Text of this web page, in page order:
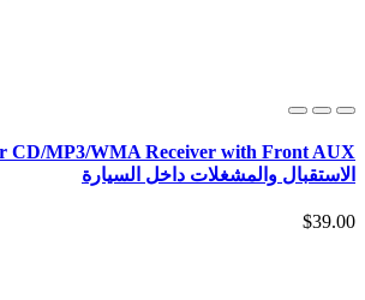
الاستقبال والمشغلات داخل السيارة
$39.00